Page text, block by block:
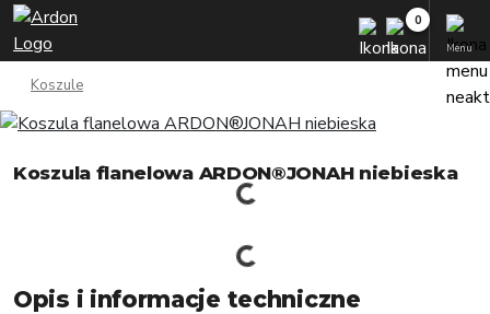
Menu
Koszule
Koszula flanelowa ARDON®JONAH niebieska
Opis i informacje techniczne